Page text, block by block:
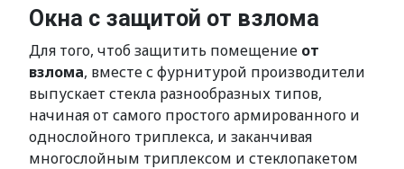
Окна с защитой от взлома
Для того, чтоб защитить помещение от
взлома, вместе с фурнитурой производители
выпускает стекла разнообразных типов,
начиная от самого простого армированного и
однослойного триплекса, и заканчивая
многослойным триплексом и стеклопакетом